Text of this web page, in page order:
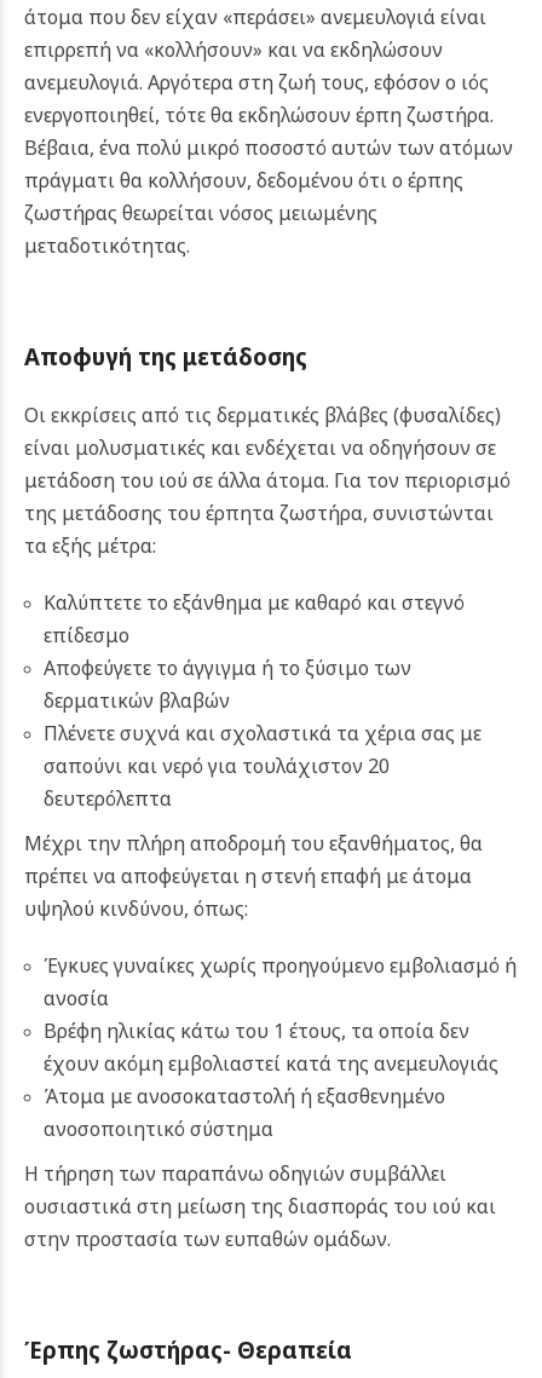
άτομα που δεν είχαν «περάσει» ανεμευλογιά είναι
επιρρεπή να «κολλήσουν» και να εκδηλώσουν
ανεμευλογιά. Αργότερα στη ζωή τους, εφόσον ο ιός
ενεργοποιηθεί, τότε θα εκδηλώσουν έρπη ζωστήρα.
Βέβαια, ένα πολύ μικρό ποσοστό αυτών των ατόμων
πράγματι θα κολλήσουν, δεδομένου ότι ο έρπης
ζωστήρας θεωρείται νόσος μειωμένης
μεταδοτικότητας.
Αποφυγή της μετάδοσης
Οι εκκρίσεις από τις δερματικές βλάβες (φυσαλίδες)
είναι μολυσματικές και ενδέχεται να οδηγήσουν σε
μετάδοση του ιού σε άλλα άτομα. Για τον περιορισμό
της μετάδοσης του έρπητα ζωστήρα, συνιστώνται
τα εξής μέτρα:
Καλύπτετε το εξάνθημα με καθαρό και στεγνό
επίδεσμο
Αποφεύγετε το άγγιγμα ή το ξύσιμο των
δερματικών βλαβών
Πλένετε συχνά και σχολαστικά τα χέρια σας με
σαπούνι και νερό για τουλάχιστον 20
δευτερόλεπτα
Μέχρι την πλήρη αποδρομή του εξανθήματος, θα
πρέπει να αποφεύγεται η στενή επαφή με άτομα
υψηλού κινδύνου, όπως:
Έγκυες γυναίκες χωρίς προηγούμενο εμβολιασμό ή
ανοσία
Βρέφη ηλικίας κάτω του 1 έτους, τα οποία δεν
έχουν ακόμη εμβολιαστεί κατά της ανεμευλογιάς
Άτομα με ανοσοκαταστολή ή εξασθενημένο
ανοσοποιητικό σύστημα
Η τήρηση των παραπάνω οδηγιών συμβάλλει
ουσιαστικά στη μείωση της διασποράς του ιού και
στην προστασία των ευπαθών ομάδων.
Έρπης ζωστήρας- Θεραπεία